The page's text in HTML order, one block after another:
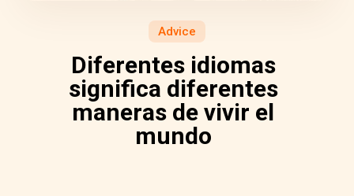
Advice
Diferentes idiomas
significa diferentes
maneras de vivir el
mundo